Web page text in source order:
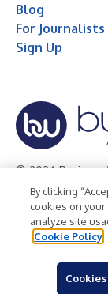
Blog
For Journalists
Sign Up
© 2026 Business
Privacy Policy
Terms of Use
By clicking
cookies on your
analyze site
Cookie Policy